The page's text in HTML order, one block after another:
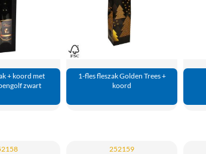
+ koord met
zwart
1-fles fleszak Golden Trees +
koord
252159